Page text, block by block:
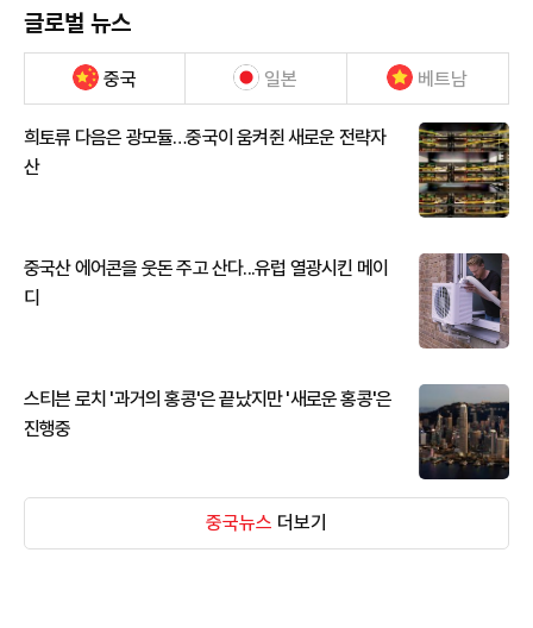
글로벌 뉴스
중국 일본 베트남
희토류 다음은 광모듈…중국이 움켜쥔 새로운 전략자
산
중국산 에어콘을 웃돈 주고 산다...유럽 열광시킨 메이
디
스티븐 로치 '과거의 홍콩'은 끝났지만 '새로운 홍콩'은
진행중
중국뉴스 더보기